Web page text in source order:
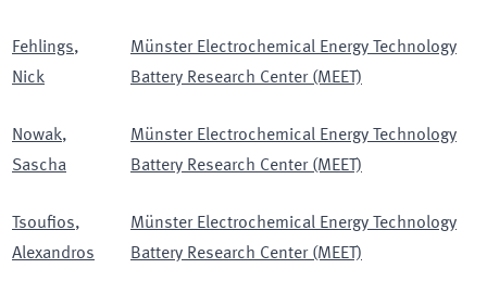
Fehlings,
Nick
Münster Electrochemical Energy Technology
Battery Research Center (MEET)
Nowak,
Sascha
Münster Electrochemical Energy Technology
Battery Research Center (MEET)
Tsoufios,
Alexandros
Münster Electrochemical Energy Technology
Battery Research Center (MEET)